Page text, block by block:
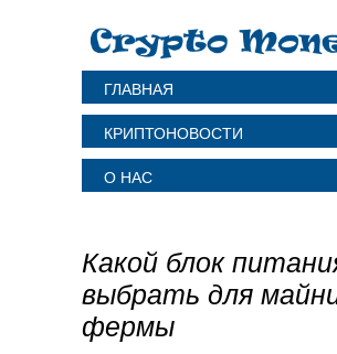
ГЛАВНАЯ
КРИПТОНОВОСТИ
О НАС
Какой блок
выбрать для
фермы